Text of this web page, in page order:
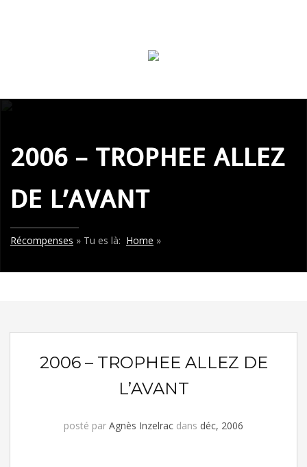
2006 – TROPHEE ALLEZ
DE L’AVANT
Récompenses » Tu es là: Home »
2006 – TROPHEE ALLEZ DE
L’AVANT
posté par Agnès Inzelrac dans déc, 2006